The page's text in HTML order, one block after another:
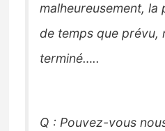
malheureusement, la
de temps que prévu,
terminé…..
Q : Pouvez-vous